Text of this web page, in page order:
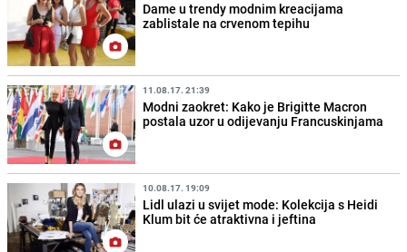
Dame u trendy modnim kreacijama
zablistale na crvenom tepihu
11.08.17. 21:39
Modni zaokret: Kako je Brigitte Macron
postala uzor u odijevanju Francuskinjama
10.08.17. 19:09
Lidl ulazi u svijet mode: Kolekcija s Heidi
Klum bit će atraktivna i jeftina